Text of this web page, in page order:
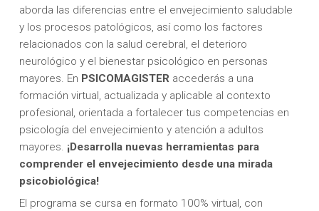
aborda las diferencias entre el envejecimiento saludable
y los procesos patológicos, así como los factores
relacionados con la salud cerebral, el deterioro
neurológico y el bienestar psicológico en personas
mayores. En PSICOMAGISTER accederás a una
formación virtual, actualizada y aplicable al contexto
profesional, orientada a fortalecer tus competencias en
psicología del envejecimiento y atención a adultos
mayores. ¡Desarrolla nuevas herramientas para
comprender el envejecimiento desde una mirada
psicobiológica!
El programa se cursa en formato 100% virtual, con